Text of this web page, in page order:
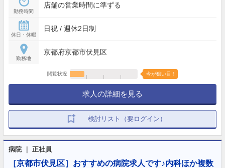
勤務時間
店舗の営業時間に準ずる
休日・休暇
日祝 / 週休2日制
勤務地
京都府京都市伏見区
閲覧状況 今が狙い目！
求人の詳細を見る
検討リスト（要ログイン）
病院 ｜ 正社員
［京都市伏見区］おすすめの病院求人です♪内科ほか複数